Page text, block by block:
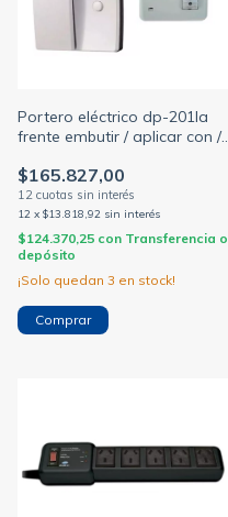
Portero eléctrico dp-201la
frente embutir / aplicar con /
(COMMAX)
$165.827,00
12 x $13.818,92 sin interés
$124.370,25 con Transferencia o
depósito
¡Solo quedan 3 en stock!
Comprar